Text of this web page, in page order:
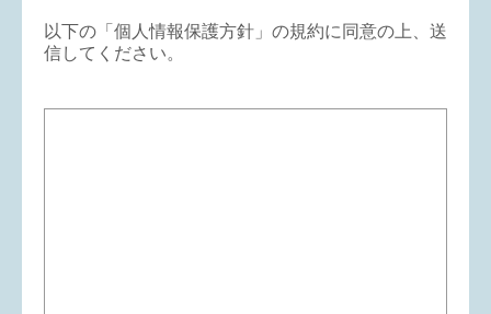
以下の「個人情報保護方針」の規約に同意の上、送
信してください。